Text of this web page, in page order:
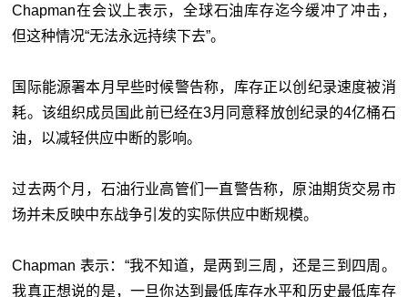
Chapman在会议上表示，全球石油库存迄今缓冲了冲击，
但这种情况“无法永远持续下去”。
国际能源署本月早些时候警告称，库存正以创纪录速度被消
耗。该组织成员国此前已经在3月同意释放创纪录的4亿桶石
油，以减轻供应中断的影响。
过去两个月，石油行业高管们一直警告称，原油期货交易市
场并未反映中东战争引发的实际供应中断规模。
Chapman 表示：“我不知道，是两到三周，还是三到四周。
我真正想说的是，一旦你达到最低库存水平和历史最低库存